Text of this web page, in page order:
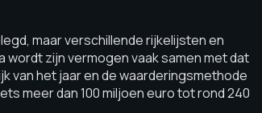
maar verschillende rijkelijsten en
wordt zijn vermogen vaak samen met dat
van het jaar en de waarderingsmethode
meer dan 100 miljoen euro tot rond 240